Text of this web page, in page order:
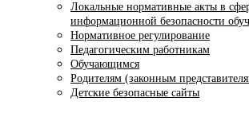
Локальные нормативные акты в
информационной безопасности
Нормативное регулирование
Педагогическим работникам
Обучающимся
Родителям (законным
Детские безопасные сайты